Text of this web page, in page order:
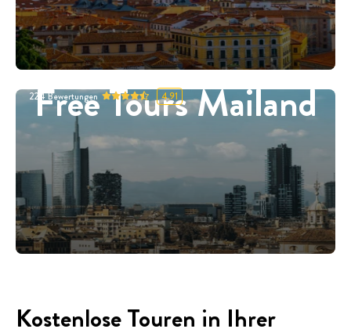
Free Tours Mailand
224Bewertungen 4.91
Kostenlose Touren in Ihrer